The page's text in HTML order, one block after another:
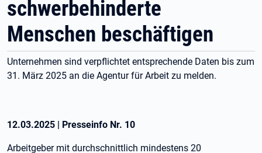
schwerbehinderte
Menschen beschäftigen
Unternehmen sind verpflichtet entsprechende Daten bis zum
31. März 2025 an die Agentur für Arbeit zu melden.
12.03.2025 | Presseinfo Nr. 10
Arbeitgeber mit durchschnittlich mindestens 20